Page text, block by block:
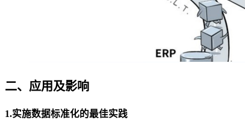
二、应用及影响
1.实施数据标准化的最佳实践